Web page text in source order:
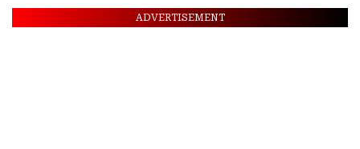
ADVERTISEMENT